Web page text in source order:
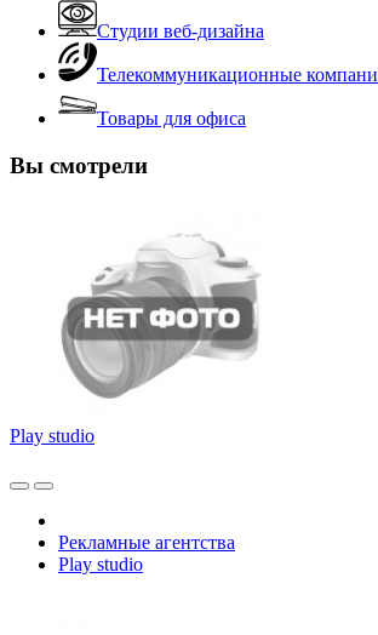
Студии веб-дизайна
Телекоммуникационные
Товары для офиса
Вы смотрели
Play studio
Рекламные агентства
Play studio